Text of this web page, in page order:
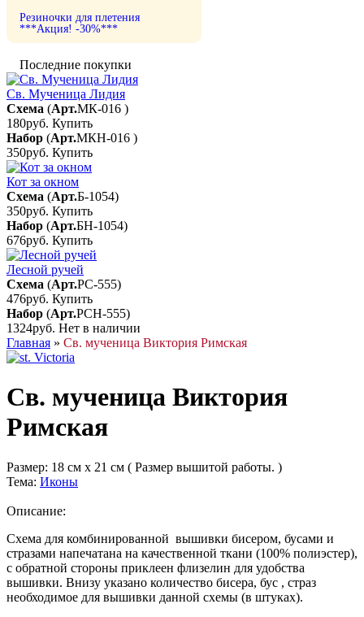
Резиночки для плетения
***Акция! -30%***
Последние покупки
Св. Мученица Лидия
Схема (Арт.МК-016 )
180руб. Купить
Набор (Арт.МКН-016 )
350руб. Купить
Кот за окном
Схема (Арт.Б-1054)
350руб. Купить
Набор (Арт.БН-1054)
676руб. Купить
Лесной ручей
Схема (Арт.РС-555)
476руб. Купить
Набор (Арт.РСН-555)
1324руб. Нет в наличии
Главная » Св. мученица Виктория Римская
Св. мученица Виктория
Римская
Размер: 18 см x 21 см ( Размер вышитой работы. )
Тема: Иконы
Описание:
Схема для комбинированной вышивки бисером, бусами и
стразами напечатана на качественной ткани (100% полиэстер),
с обратной стороны приклеен флизелин для удобства
вышивки. Внизу указано количество бисера, бус , страз
необходимое для вышивки данной схемы (в штуках).